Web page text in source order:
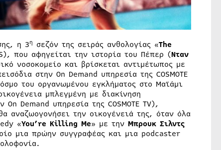
η 3η σεζόν της σειράς ανθολογίας «The
που αφηγείται την ιστορία του Πέπερ (Νταν
νοσοκομείο και βρίσκεται αντιμέτωπος με
στην On Demand υπηρεσία της COSMOTE
του οργανωμένου εγκλήματος στο Μαϊάμι
μπλεγμένη με διακίνηση
Demand υπηρεσία της COSMOTE TV),
αναζωογονήσει την οικογένειά της, όταν όλα
«You’re Killing Me» με την Μπρουκ Σιλντς
μια πρώην συγγραφέας και μια podcaster